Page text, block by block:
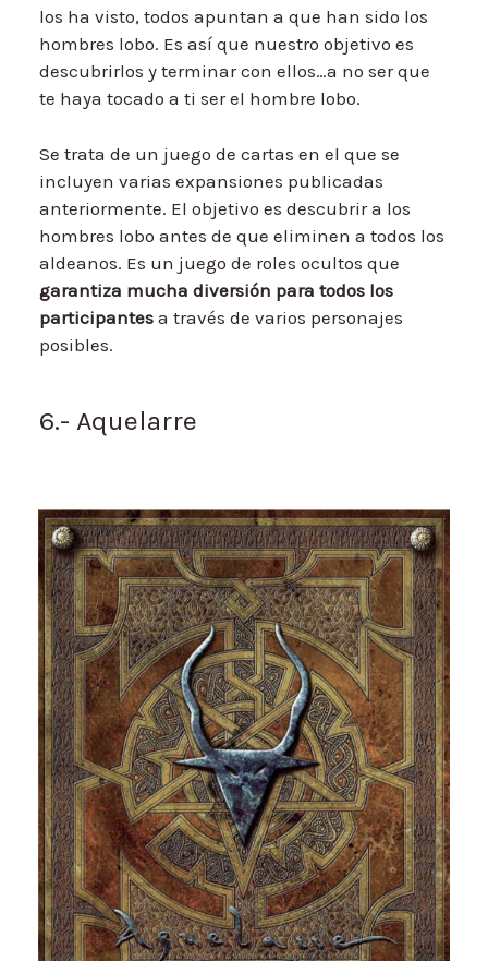
los ha visto, todos apuntan a que han sido los
hombres lobo. Es así que nuestro objetivo es
descubrirlos y terminar con ellos…a no ser que
te haya tocado a ti ser el hombre lobo.
Se trata de un juego de cartas en el que se
incluyen varias expansiones publicadas
anteriormente. El objetivo es descubrir a los
hombres lobo antes de que eliminen a todos los
aldeanos. Es un juego de roles ocultos que
garantiza mucha diversión para todos los
participantes a través de varios personajes
posibles.
6.- Aquelarre